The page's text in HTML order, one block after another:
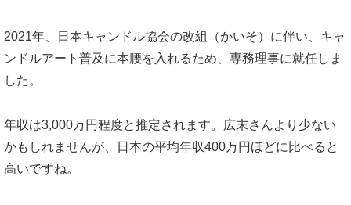
2021年、日本キャンドル協会の改組（かいそ）に伴い、キャ
ンドルアート普及に本腰を入れるため、専務理事に就任しま
した。
年収は3,000万円程度と推定されます。広末さんより少ない
かもしれませんが、日本の平均年収400万円ほどに比べると
高いですね。